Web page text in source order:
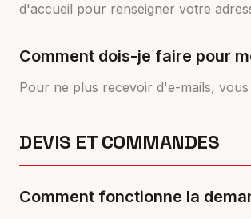
d'accueil pour renseigner votre
Comment dois-je faire pour
Pour ne plus recevoir d'e-mails,
DEVIS ET COMMANDES
Comment fonctionne la